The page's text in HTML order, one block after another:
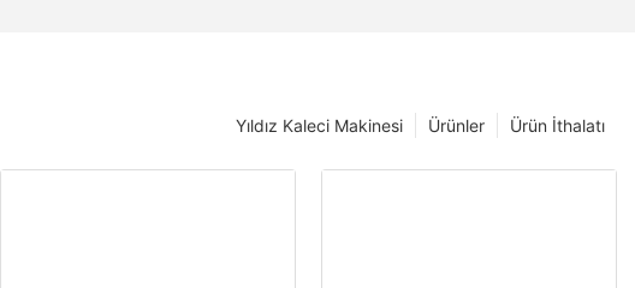
Ürün İthalatı
Ürünler
Yıldız Kaleci Makinesi